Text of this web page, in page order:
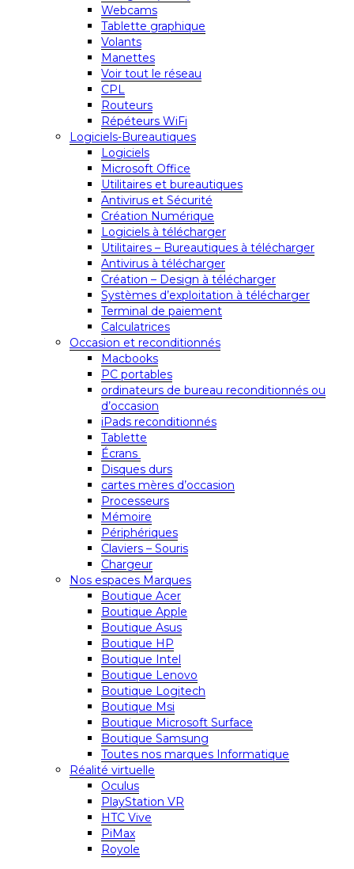
Webcams
Tablette graphique
Volants
Manettes
Voir tout le réseau
CPL
Routeurs
Répéteurs WiFi
Logiciels-Bureautiques
Logiciels
Microsoft Office
Utilitaires et bureautiques
Antivirus et Sécurité
Création Numérique
Logiciels à télécharger
Utilitaires – Bureautiques à télécharger
Antivirus à télécharger
Création – Design à télécharger
Systèmes d’exploitation à télécharger
Terminal de paiement
Calculatrices
Occasion et reconditionnés
Macbooks
PC portables
ordinateurs de bureau reconditionnés ou
d’occasion
iPads reconditionnés
Tablette
Écrans
Disques durs
cartes mères d’occasion
Processeurs
Mémoire
Périphériques
Claviers – Souris
Chargeur
Nos espaces Marques
Boutique Acer
Boutique Apple
Boutique Asus
Boutique HP
Boutique Intel
Boutique Lenovo
Boutique Logitech
Boutique Msi
Boutique Microsoft Surface
Boutique Samsung
Toutes nos marques Informatique
Réalité virtuelle
Oculus
PlayStation VR
HTC Vive
PiMax
Royole